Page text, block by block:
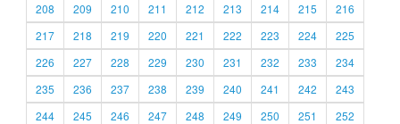
208
209 210 211 212 213 214 215
216
217
218 219 220 221 222 223 224
225
226
227 228 229 230 231 232 233
234
235
236 237 238 239 240 241 242
243
244
245 246 247 248 249 250 251
252